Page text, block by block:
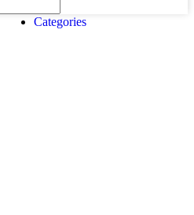
Categories